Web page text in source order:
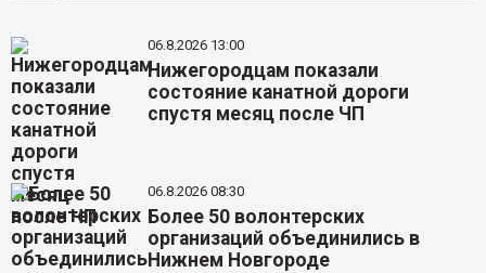
06.8.2026 13:00
Нижегородцам показали
состояние канатной дороги
спустя месяц после ЧП
06.8.2026 08:30
Более 50 волонтерских
организаций объединились в
Нижнем Новгороде